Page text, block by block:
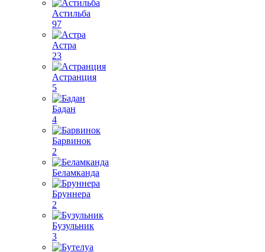
Астильба
97
Астра
23
Астранция
5
Бадан
4
Барвинок
2
Беламканда
Бруннера
2
Бузульник
3